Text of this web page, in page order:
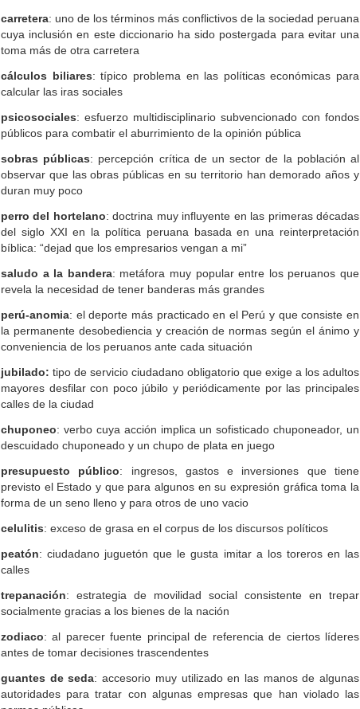
carretera: uno de los términos más conflictivos de la sociedad peruana
cuya inclusión en este diccionario ha sido postergada para evitar una
toma más de otra carretera
cálculos biliares: típico problema en las políticas económicas para
calcular las iras sociales
psicosociales: esfuerzo multidisciplinario subvencionado con fondos
públicos para combatir el aburrimiento de la opinión pública
sobras públicas: percepción crítica de un sector de la población al
observar que las obras públicas en su territorio han demorado años y
duran muy poco
perro del hortelano: doctrina muy influyente en las primeras décadas
del siglo XXI en la política peruana basada en una reinterpretación
bíblica: “dejad que los empresarios vengan a mi”
saludo a la bandera: metáfora muy popular entre los peruanos que
revela la necesidad de tener banderas más grandes
perú-anomia: el deporte más practicado en el Perú y que consiste en
la permanente desobediencia y creación de normas según el ánimo y
conveniencia de los peruanos ante cada situación
jubilado: tipo de servicio ciudadano obligatorio que exige a los adultos
mayores desfilar con poco júbilo y periódicamente por las principales
calles de la ciudad
chuponeo: verbo cuya acción implica un sofisticado chuponeador, un
descuidado chuponeado y un chupo de plata en juego
presupuesto público: ingresos, gastos e inversiones que tiene
previsto el Estado y que para algunos en su expresión gráfica toma la
forma de un seno lleno y para otros de uno vacio
celulitis: exceso de grasa en el corpus de los discursos políticos
peatón: ciudadano juguetón que le gusta imitar a los toreros en las
calles
trepanación: estrategia de movilidad social consistente en trepar
socialmente gracias a los bienes de la nación
zodiaco: al parecer fuente principal de referencia de ciertos líderes
antes de tomar decisiones trascendentes
guantes de seda: accesorio muy utilizado en las manos de algunas
autoridades para tratar con algunas empresas que han violado las